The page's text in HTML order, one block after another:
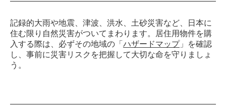
記録的大雨や地震、津波、洪水、土砂災害など、日本に
住む限り自然災害がついてまわります。居住用物件を購
入する際は、必ずその地域の「 ハザードマップ」を確認
し、事前に災害リスクを把握して大切な命を守りましょ
う。